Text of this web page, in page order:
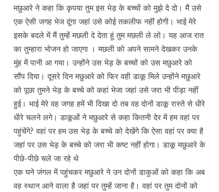
मछुआरे ने कहा कि कृपया तुम इस भेड़ के बच्चों को मुझे दे दो। मैं उसे
एक ऐसी जगह भेज दूंगा जहां उसे कोई तकलीफ नहीं होगी। भाई मेरे
इसके बदले में मैं तुम्हें मछली दे देता हूं तुम मछली ले लो। यह आज रात
का तुम्हारा भोजन हो जाएगा । मछली को अपने सामने देखकर उनके
मुंह में पानी आ गया। उन्होंने उस भेड़ के बच्चों को उस मछुआरे को
सौंप दिया। दूसरे दिन मछुआरे को फिर वही डाकू मिले उन्होंने मछुआरे
को पूछा तुमने भेड़ के बच्चे को कहां भेजा जहां उसे जरा भी पीड़ा नहीं
हुई। भाई मेरे वह जगह हमें भी दिखा दो तब वह दोनों डाकू रास्ते से धीरे
धीरे चलने लगे। डाकूओं ने मछुआरे से कहा कितनी देर में हम वहां पर
पहुंचेंगे? वहां पर हम उस भेड़ के बच्चे को देखेंगे कि ऐसा वहां पर क्या है
जहां पर उस भेड़ के बच्चे को जरा भी कष्ट नहीं होगा। डाकू मछुआरे के
पीछे-पीछे चले जा रहे थे
एक घने जंगल में पहुंचकर मछुआरे ने उन दोनों डाकुओं को कहा कि अब
वह स्थान आने वाला है जहां पर तुम्हें जाना है। वहां पर तुम दोनों को